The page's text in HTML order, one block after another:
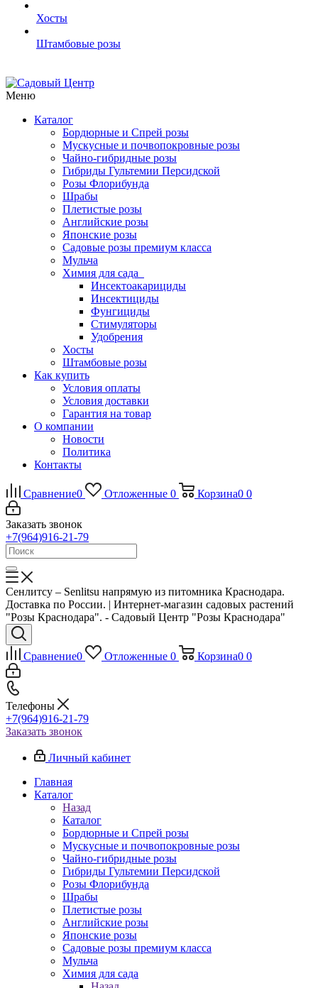
Хосты
Штамбовые розы
Меню
Каталог
Бордюрные и Спрей розы
Мускусные и почвопокровные розы
Чайно-гибридные розы
Гибриды Гультемии Персидской
Розы Флорибунда
Шрабы
Плетистые розы
Английские розы
Японские розы
Садовые розы премиум класса
Мульча
Химия для сада
Инсектоакарициды
Инсектициды
Фунгициды
Стимуляторы
Удобрения
Хосты
Штамбовые розы
Как купить
Условия оплаты
Условия доставки
Гарантия на товар
О компании
Новости
Политика
Контакты
Сравнение0 Отложенные 0 Корзина0 0
Заказать звонок
+7(964)916-21-79
Сенлитсу – Senlitsu напрямую из питомника Краснодара.
Доставка по России. | Интернет-магазин садовых растений
"Розы Краснодара". - Садовый Центр "Розы Краснодара"
Сравнение0 Отложенные 0 Корзина0 0
Телефоны
+7(964)916-21-79
Заказать звонок
Личный кабинет
Главная
Каталог
Назад
Каталог
Бордюрные и Спрей розы
Мускусные и почвопокровные розы
Чайно-гибридные розы
Гибриды Гультемии Персидской
Розы Флорибунда
Шрабы
Плетистые розы
Английские розы
Японские розы
Садовые розы премиум класса
Мульча
Химия для сада